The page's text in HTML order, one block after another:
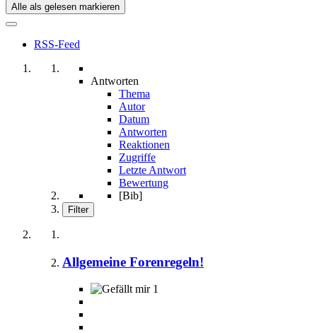
Alle als gelesen markieren
RSS-Feed
Antworten
Thema
Autor
Datum
Antworten
Reaktionen
Zugriffe
Letzte Antwort
Bewertung
[Bib]
Filter
Allgemeine Forenregeln!
1